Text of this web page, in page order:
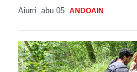
Aiurri abu 05 ANDOAIN